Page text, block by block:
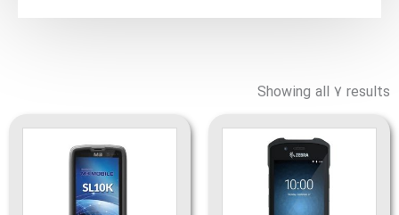
Showing all 7 results
by